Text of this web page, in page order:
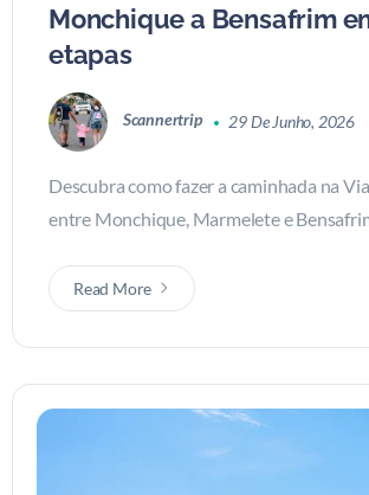
Monchique a Bensafrim
etapas
Scannertrip 29 De Junho, 2026
Descubra como fazer a caminhada na
entre Monchique, Marmelete e
Read More